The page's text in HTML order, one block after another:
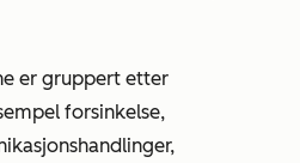
er gruppert etter
forsinkelse,